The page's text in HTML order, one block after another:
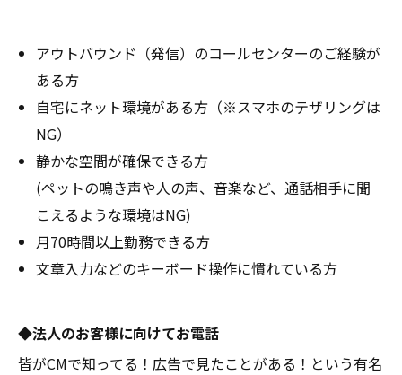
アウトバウンド（発信）のコールセンターのご経験が
ある方
自宅にネット環境がある方（※スマホのテザリングは
NG）
静かな空間が確保できる方
(ペットの鳴き声や人の声、音楽など、通話相手に聞
こえるような環境はNG)
月70時間以上勤務できる方
文章入力などのキーボード操作に慣れている方
◆法人のお客様に向けてお電話
皆がCMで知ってる！広告で見たことがある！という有名